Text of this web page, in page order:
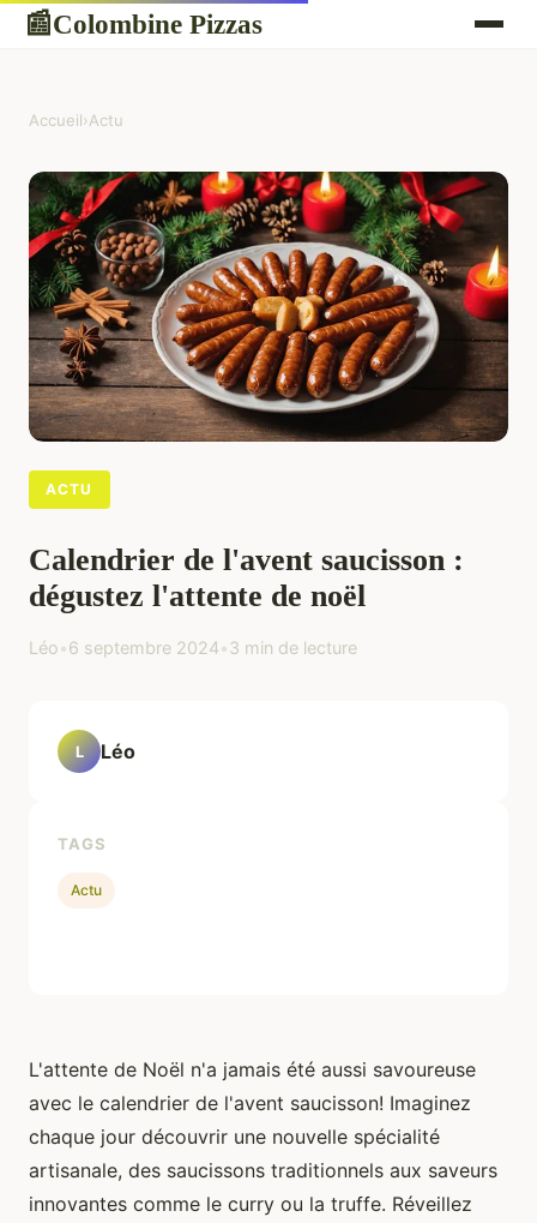
📰Colombine Pizzas
Accueil›Actu
ACTU
Calendrier de l'avent saucisson :
dégustez l'attente de noël
Léo•6 septembre 2024•3 min de lecture
L'attente de Noël n'a jamais été aussi savoureuse
avec le calendrier de l'avent saucisson! Imaginez
chaque jour découvrir une nouvelle spécialité
artisanale, des saucissons traditionnels aux saveurs
innovantes comme le curry ou la truffe. Réveillez
L Léo
TAGS
Actu